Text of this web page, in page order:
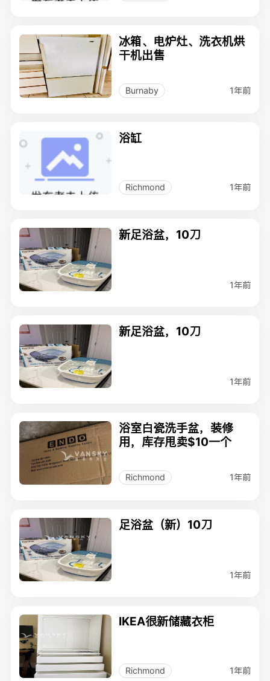
冰箱、电炉灶、洗衣机烘
干机出售
Burnaby 1年前
浴缸
Richmond 1年前
新足浴盆，10刀
1年前
新足浴盆，10刀
1年前
浴室白瓷洗手盆，装修
用，库存甩卖$10一个
Richmond 1年前
足浴盆（新）10刀
1年前
IKEA很新储藏衣柜
Richmond 1年前